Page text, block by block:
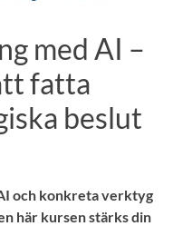
Personal
med AI –
fatta
beslut
och konkreta verktyg
här kursen stärks din